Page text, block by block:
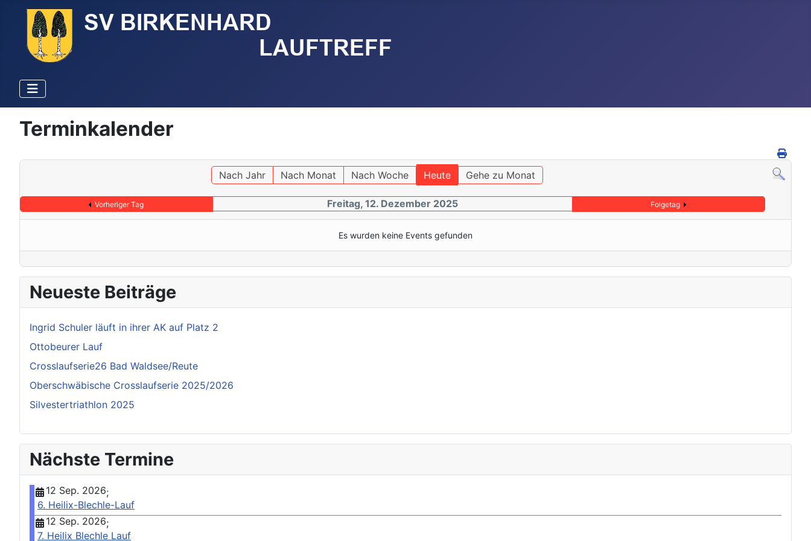
Terminkalender
Nach Jahr Nach Monat Nach Woche Heute Gehe zu Monat
Vorheriger Tag Freitag, 12. Dezember 2025 Folgetag
Es wurden keine Events gefunden
Neueste Beiträge
Ingrid Schuler läuft in ihrer AK auf Platz 2
Ottobeurer Lauf
Crosslaufserie26 Bad Waldsee/Reute
Oberschwäbische Crosslaufserie 2025/2026
Silvestertriathlon 2025
Nächste Termine
12 Sep. 2026;
6. Heilix-Blechle-Lauf
12 Sep. 2026;
7. Heilix Blechle Lauf